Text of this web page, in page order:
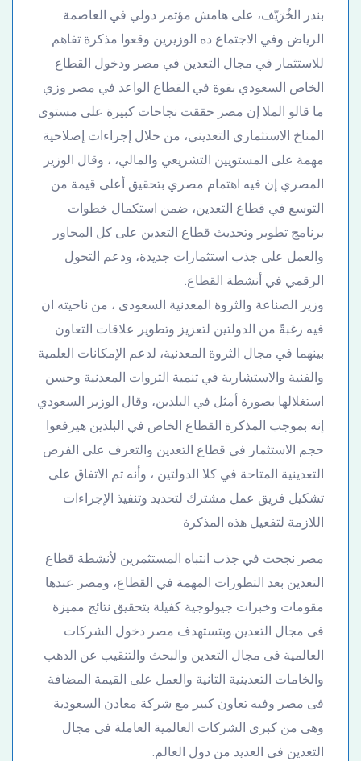
بندر الخٌرَيّف، على هامش مؤتمر دولي في العاصمة
الرياض وفي الاجتماع ده الوزيرين وقعوا مذكرة تفاهم
للاستثمار في مجال التعدين في مصر ودخول القطاع
الخاص السعودي بقوة في القطاع الواعد في مصر وزي
ما قالو الملا إن مصر حققت نجاحات كبيرة على مستوى
المناخ الاستثماري التعديني، من خلال إجراءات إصلاحية
مهمة على المستويين التشريعي والمالي، ، وقال الوزير
المصري إن فيه اهتمام مصري بتحقيق أعلى قيمة من
التوسع في قطاع التعدين، ضمن استكمال خطوات
برنامج تطوير وتحديث قطاع التعدين على كل المحاور
والعمل على جذب استثمارات جديدة، ودعم التحول
الرقمي في أنشطة القطاع.
وزير الصناعة والثروة المعدنية السعودى ، من ناحيته ان
فيه رغبةً من الدولتين لتعزيز وتطوير علاقات التعاون
بينهما في مجال الثروة المعدنية، لدعم الإمكانات العلمية
والفنية والاستشارية في تنمية الثروات المعدنية وحسن
استغلالها بصورة أمثل في البلدين، وقال الوزير السعودي
إنه بموجب المذكرة القطاع الخاص في البلدين هيرفعوا
حجم الاستثمار في قطاع التعدين والتعرف على الفرص
التعدينية المتاحة في كلا الدولتين ، وأنه تم الاتفاق على
تشكيل فريق عمل مشترك لتحديد وتنفيذ الإجراءات
اللازمة لتفعيل هذه المذكرة
مصر نجحت في جذب انتباه المستثمرين لأنشطة قطاع
التعدين بعد التطورات المهمة في القطاع، ومصر عندها
مقومات وخبرات جيولوجية كفيلة بتحقيق نتائج مميزة
فى مجال التعدين.وبتستهدف مصر دخول الشركات
العالمية فى مجال التعدين والبحث والتنقيب عن الدهب
والخامات التعدينية التانية والعمل على القيمة المضافة
فى مصر وفيه تعاون كبير مع شركة معادن السعودية
وهى من كبرى الشركات العالمية العاملة فى مجال
التعدين فى العديد من دول العالم.